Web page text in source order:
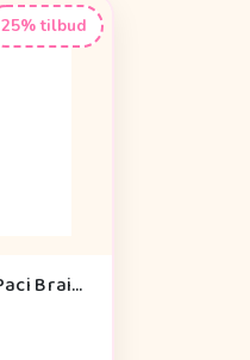
25% tilbud
BIBS Accessories - Paci Braid Suttesnor - Petrol/Baby Blue